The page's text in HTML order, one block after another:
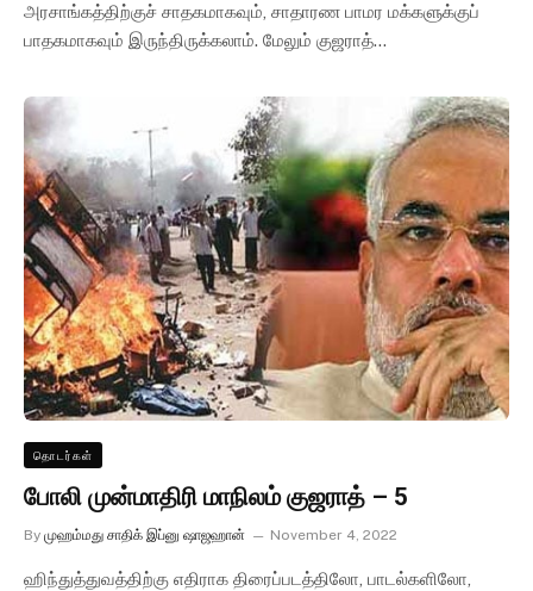
அரசாங்கத்திற்குச் சாதகமாகவும், சாதாரண பாமர மக்களுக்குப்
பாதகமாகவும் இருந்திருக்கலாம். மேலும் குஜராத்…
தொடர்கள்
போலி முன்மாதிரி மாநிலம் குஜராத் – 5
By முஹம்மது சாதிக் இப்னு ஷாஜஹான் November 4, 2022
ஹிந்துத்துவத்திற்கு எதிராக திரைப்படத்திலோ, பாடல்களிலோ,